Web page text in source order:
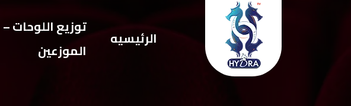
الرئيسيه
توزيع اللوحات –
الموزعين